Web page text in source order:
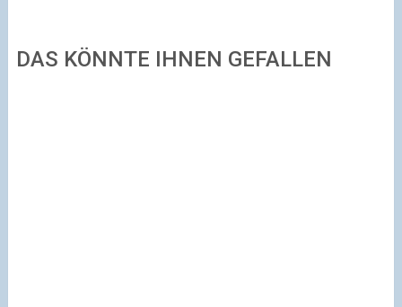
DAS KÖNNTE IHNEN GEFALLEN